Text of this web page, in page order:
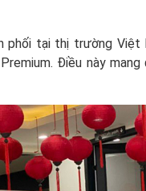
tại thị trường Việt
Điều này mang